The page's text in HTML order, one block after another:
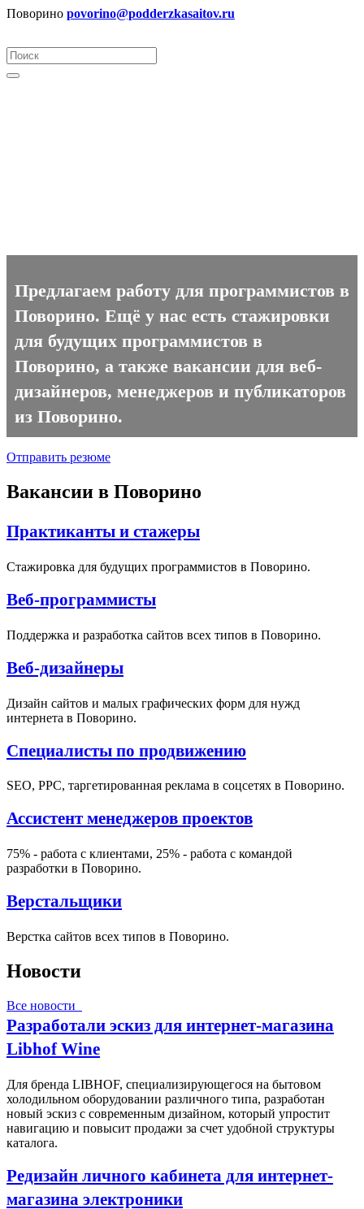
Поворино povorino@podderzkasaitov.ru
Предлагаем работу для программистов в
Поворино. Ещё у нас есть стажировки
для будущих программистов в
Поворино, а также вакансии для веб-
дизайнеров, менеджеров и публикаторов
из Поворино.
Отправить резюме
Вакансии в Поворино
Практиканты и стажеры
Стажировка для будущих программистов в Поворино.
Веб-программисты
Поддержка и разработка сайтов всех типов в Поворино.
Веб-дизайнеры
Дизайн сайтов и малых графических форм для нужд
интернета в Поворино.
Специалисты по продвижению
SEO, PPC, таргетированная реклама в соцсетях в Поворино.
Ассистент менеджеров проектов
75% - работа с клиентами, 25% - работа с командой
разработки в Поворино.
Верстальщики
Верстка сайтов всех типов в Поворино.
Новости
Все новости
Разработали эскиз для интернет-магазина
Libhof Wine
Для бренда LIBHOF, специализирующегося на бытовом
холодильном оборудовании различного типа, разработан
новый эскиз с современным дизайном, который упростит
навигацию и повысит продажи за счет удобной структуры
каталога.
Редизайн личного кабинета для интернет-
магазина электроники